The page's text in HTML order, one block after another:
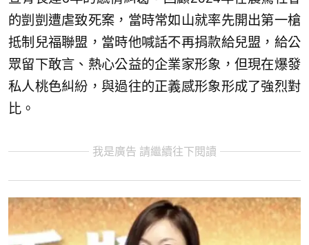
的剴剴遭虐致死案，當時常如山就率先開出第一槍
抵制兒福聯盟，當時他喊話不再捐款給兒盟，給公
眾留下敢言、熱心公益的企業家形象，但現在爆發
私人桃色糾紛，與過往的正義感形象形成了強烈對
比。
我是廣告 請繼續往下閱讀